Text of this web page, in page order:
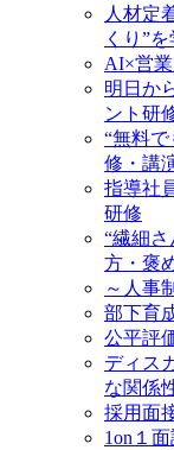
人材定
くり”
AI×営
明日か
ント研
“無料
修・講
指導社
研修
“繊細さ
方・褒
～人事
部下育
公平評
ディス
な関係
採用面
1on１